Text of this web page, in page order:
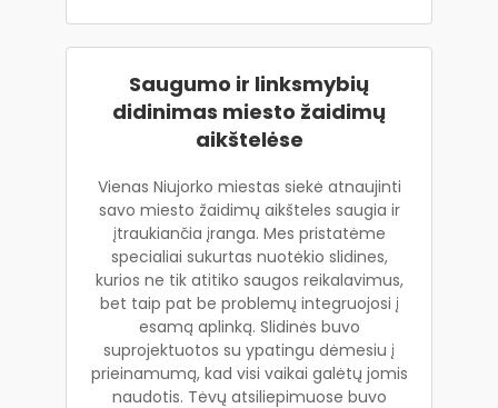
Saugumo ir linksmybių
didinimas miesto žaidimų
aikštelėse
Vienas Niujorko miestas siekė atnaujinti
savo miesto žaidimų aikšteles saugia ir
įtraukiančia įranga. Mes pristatėme
specialiai sukurtas nuotėkio slidines,
kurios ne tik atitiko saugos reikalavimus,
bet taip pat be problemų integruojosi į
esamą aplinką. Slidinės buvo
suprojektuotos su ypatingu dėmesiu į
prieinamumą, kad visi vaikai galėtų jomis
naudotis. Tėvų atsiliepimuose buvo